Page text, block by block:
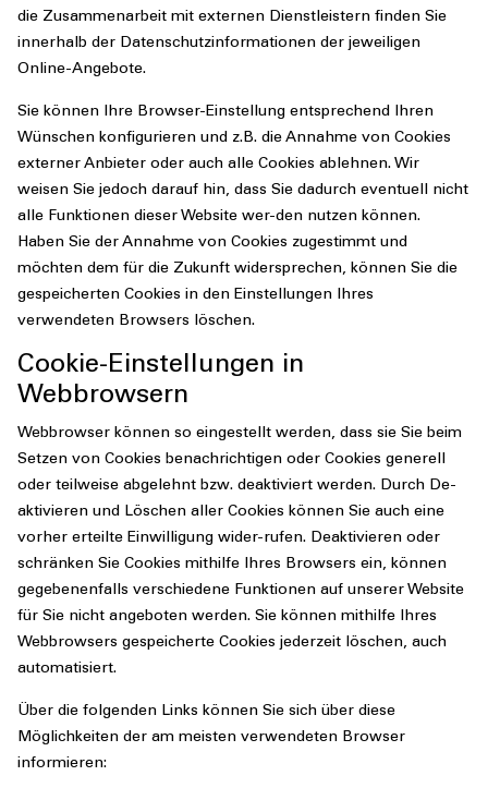
die Zusammenarbeit mit externen Dienstleistern finden Sie
innerhalb der Datenschutzinformationen der jeweiligen
Online-Angebote.
Sie können Ihre Browser-Einstellung entsprechend Ihren
Wünschen konfigurieren und z.B. die Annahme von Cookies
externer Anbieter oder auch alle Cookies ablehnen. Wir
weisen Sie jedoch darauf hin, dass Sie dadurch eventuell nicht
alle Funktionen dieser Website wer-den nutzen können.
Haben Sie der Annahme von Cookies zugestimmt und
möchten dem für die Zukunft widersprechen, können Sie die
gespeicherten Cookies in den Einstellungen Ihres
verwendeten Browsers löschen.
Cookie-Einstellungen in
Webbrowsern
Webbrowser können so eingestellt werden, dass sie Sie beim
Setzen von Cookies benachrichtigen oder Cookies generell
oder teilweise abgelehnt bzw. deaktiviert werden. Durch De-
aktivieren und Löschen aller Cookies können Sie auch eine
vorher erteilte Einwilligung wider-rufen. Deaktivieren oder
schränken Sie Cookies mithilfe Ihres Browsers ein, können
gegebenenfalls verschiedene Funktionen auf unserer Website
für Sie nicht angeboten werden. Sie können mithilfe Ihres
Webbrowsers gespeicherte Cookies jederzeit löschen, auch
automatisiert.
Über die folgenden Links können Sie sich über diese
Möglichkeiten der am meisten verwendeten Browser
informieren: